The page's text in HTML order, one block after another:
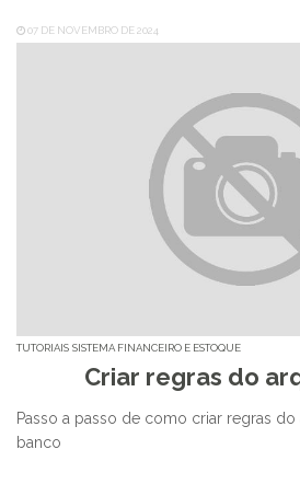
07 DE NOVEMBRO DE 2024
TUTORIAIS SISTEMA FINANCEIRO E ESTOQUE
Criar regras do
Passo a passo de como criar regras
banco